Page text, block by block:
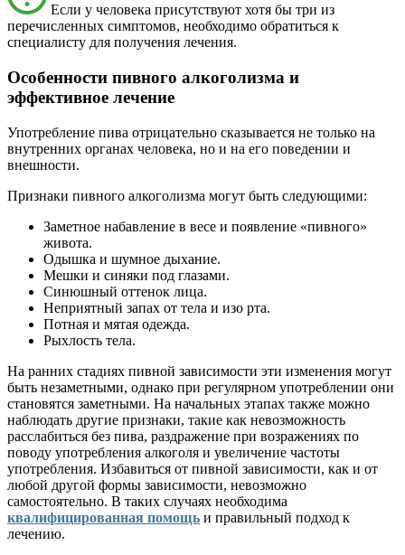
Если у человека присутствуют хотя бы три из
перечисленных симптомов, необходимо обратиться к
специалисту для получения лечения.
Особенности пивного алкоголизма и
эффективное лечение
Употребление пива отрицательно сказывается не только на
внутренних органах человека, но и на его поведении и
внешности.
Признаки пивного алкоголизма могут быть следующими:
Заметное набавление в весе и появление «пивного»
живота.
Одышка и шумное дыхание.
Мешки и синяки под глазами.
Синюшный оттенок лица.
Неприятный запах от тела и изо рта.
Потная и мятая одежда.
Рыхлость тела.
На ранних стадиях пивной зависимости эти изменения могут
быть незаметными, однако при регулярном употреблении они
становятся заметными. На начальных этапах также можно
наблюдать другие признаки, такие как невозможность
расслабиться без пива, раздражение при возражениях по
поводу употребления алкоголя и увеличение частоты
употребления. Избавиться от пивной зависимости, как и от
любой другой формы зависимости, невозможно
самостоятельно. В таких случаях необходима
квалифицированная помощь и правильный подход к
лечению.